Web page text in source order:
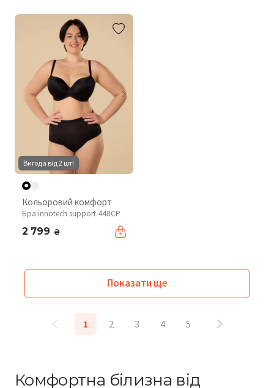
Вигода від 2 шт!
Кольоровий комфорт
Бра innotech support 448CP
2 799 ₴
Показати ще
1 2 3 4 5
Комфортна білизна від